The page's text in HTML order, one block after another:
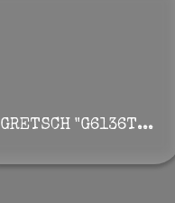
GRETSCH "G6136T...